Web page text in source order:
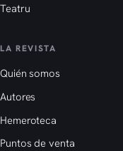
Teatru
LA REVISTA
Quién somos
Autores
Hemeroteca
Puntos de venta